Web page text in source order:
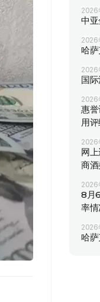
2026
中
2026
哈
2026
国
2026
惠
用
2026
网
商
2026
8月
率
2026
哈